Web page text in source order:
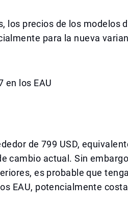
los precios de los modelos
para la nueva
en los EAU
de 799 USD,
cambio actual. Sin
es probable que
EAU, potencialmente